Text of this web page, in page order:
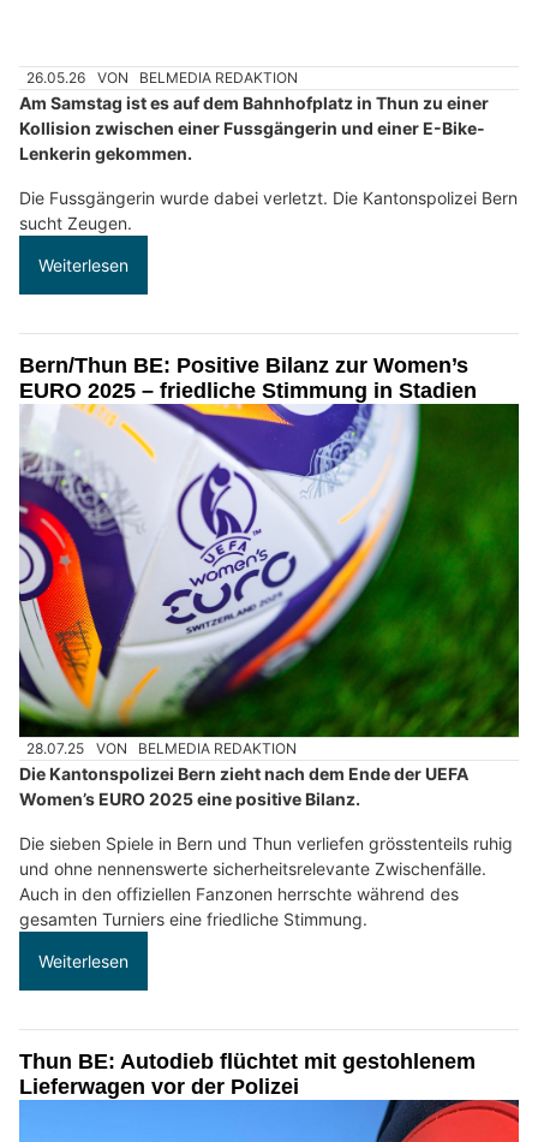
26.05.26 VON BELMEDIA REDAKTION
Am Samstag ist es auf dem Bahnhofplatz in Thun zu einer
Kollision zwischen einer Fussgängerin und einer E-Bike-
Lenkerin gekommen.
Die Fussgängerin wurde dabei verletzt. Die Kantonspolizei Bern
sucht Zeugen.
Weiterlesen
Bern/Thun BE: Positive Bilanz zur Women’s
EURO 2025 – friedliche Stimmung in Stadien
28.07.25 VON BELMEDIA REDAKTION
Die Kantonspolizei Bern zieht nach dem Ende der UEFA
Women’s EURO 2025 eine positive Bilanz.
Die sieben Spiele in Bern und Thun verliefen grösstenteils ruhig
und ohne nennenswerte sicherheitsrelevante Zwischenfälle.
Auch in den offiziellen Fanzonen herrschte während des
gesamten Turniers eine friedliche Stimmung.
Weiterlesen
Thun BE: Autodieb flüchtet mit gestohlenem
Lieferwagen vor der Polizei